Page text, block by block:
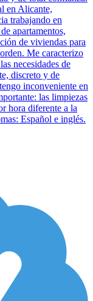
en Alicante,
trabajando en
apartamentos,
de viviendas para
Me caracterizo
necesidades de
discreto y de
inconveniente en
las limpiezas
hora diferente a la
Español e inglés.